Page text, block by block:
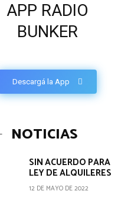
APP RADIO
BUNKER
Descargá la App
NOTICIAS
SIN ACUERDO PARA
LEY DE ALQUILERES
12 DE MAYO DE 2022